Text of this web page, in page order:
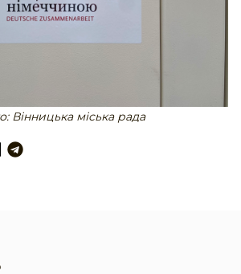
Вінницька міська рада